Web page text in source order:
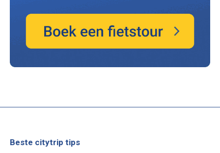
Beste citytrip tips